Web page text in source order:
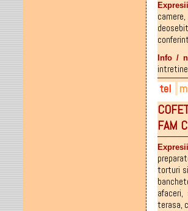
camere,
Info /
tel
FAM
torturi
afaceri,
terasa,